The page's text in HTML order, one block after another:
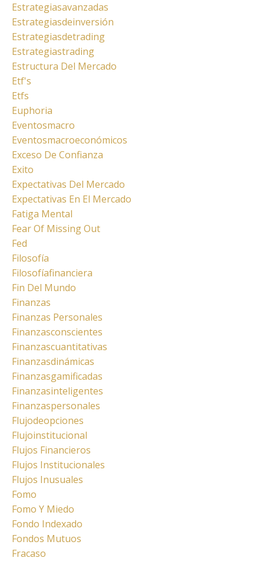
Estrategiasavanzadas
Estrategiasdeinversión
Estrategiasdetrading
Estrategiastrading
Estructura Del Mercado
Etf's
Etfs
Euphoria
Eventosmacro
Eventosmacroeconómicos
Exceso De Confianza
Exito
Expectativas Del Mercado
Expectativas En El Mercado
Fatiga Mental
Fear Of Missing Out
Fed
Filosofía
Filosofíafinanciera
Fin Del Mundo
Finanzas
Finanzas Personales
Finanzasconscientes
Finanzascuantitativas
Finanzasdinámicas
Finanzasgamificadas
Finanzasinteligentes
Finanzaspersonales
Flujodeopciones
Flujoinstitucional
Flujos Financieros
Flujos Institucionales
Flujos Inusuales
Fomo
Fomo Y Miedo
Fondo Indexado
Fondos Mutuos
Fracaso